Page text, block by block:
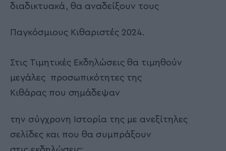
διαδικτυακά, θα αναδείξουν τους
Παγκόσμιους Κιθαριστές 2024.
Στις Τιμητικές Εκδηλώσεις θα τιμηθούν
μεγάλες προσωπικότητες της
Κιθάρας που σημάδεψαν
την σύγχρονη Ιστορία της με ανεξίτηλες
σελίδες και που θα συμπράξουν